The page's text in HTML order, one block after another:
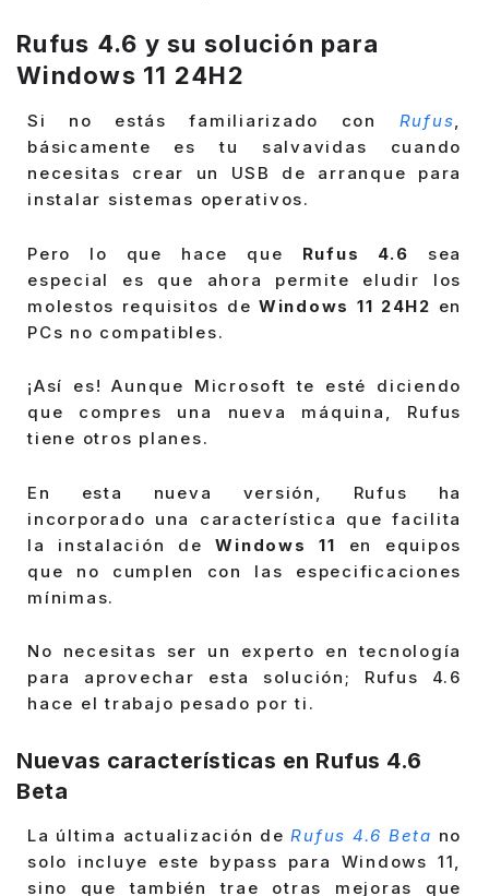
Rufus 4.6 y su solución para
Windows 11 24H2
Si no estás familiarizado con Rufus,
básicamente es tu salvavidas cuando
necesitas crear un USB de arranque para
instalar sistemas operativos.
Pero lo que hace que Rufus 4.6 sea
especial es que ahora permite eludir los
molestos requisitos de Windows 11 24H2 en
PCs no compatibles.
¡Así es! Aunque Microsoft te esté diciendo
que compres una nueva máquina, Rufus
tiene otros planes.
En esta nueva versión, Rufus ha
incorporado una característica que facilita
la instalación deWindows 11 en equipos
que no cumplen con las especificaciones
mínimas.
No necesitas ser un experto en tecnología
para aprovechar esta solución; Rufus 4.6
hace el trabajo pesado por ti.
Nuevas características en Rufus 4.6
Beta
La última actualización deRufus 4.6 Beta no
solo incluye este bypass para Windows 11,
sino que también trae otras mejoras que